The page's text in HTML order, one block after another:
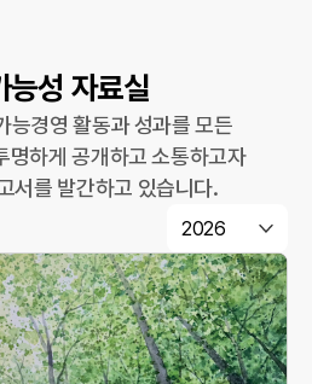
능성 자료실
능경영 활동과 성과를 모든
명하게 공개하고 소통하고자
서를 발간하고 있습니다.
2026